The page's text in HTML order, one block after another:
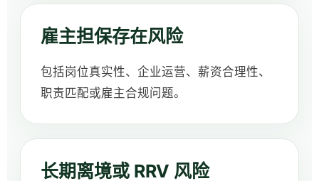
雇主担保存在风险
包括岗位真实性、企业运营、薪资合理性、
职责匹配或雇主合规问题。
长期离境或 RRV 风险